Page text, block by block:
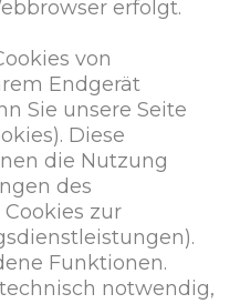
erfolgt.
von
Endgerät
Sie unsere Seite
Diese
die Nutzung
des
zur
Funktionen.
notwendig,